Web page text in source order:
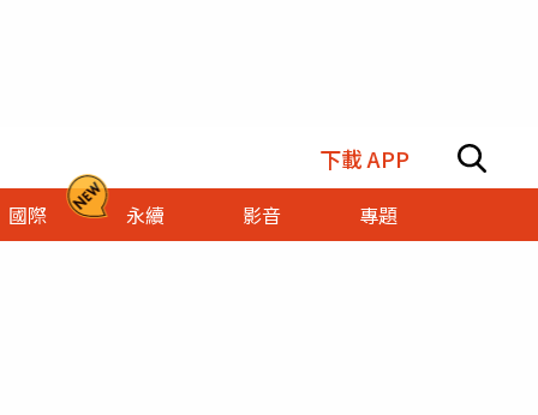
下載 APP
國際 永續 影音 專題